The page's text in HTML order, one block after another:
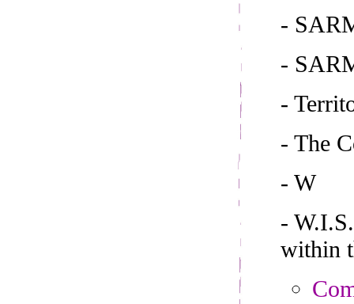
-
-
-
- The
- W
-
within